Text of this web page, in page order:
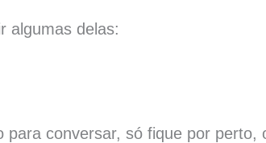
algumas delas:
para conversar, só fique por